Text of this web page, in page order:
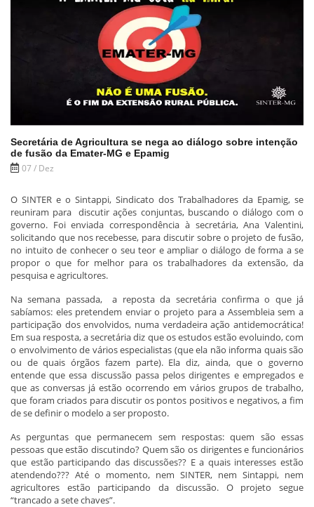
Secretária de Agricultura se nega ao diálogo sobre intenção
de fusão da Emater-MG e Epamig
07 / Dez
O SINTER e o Sintappi, Sindicato dos Trabalhadores da Epamig, se
reuniram para discutir ações conjuntas, buscando o diálogo com o
governo. Foi enviada correspondência à secretária, Ana Valentini,
solicitando que nos recebesse, para discutir sobre o projeto de fusão,
no intuito de conhecer o seu teor e ampliar o diálogo de forma a se
propor o que for melhor para os trabalhadores da extensão, da
pesquisa e agricultores.
Na semana passada, a reposta da secretária confirma o que já
sabíamos: eles pretendem enviar o projeto para a Assembleia sem a
participação dos envolvidos, numa verdadeira ação antidemocrática!
Em sua resposta, a secretária diz que os estudos estão evoluindo, com
o envolvimento de vários especialistas (que ela não informa quais são
ou de quais órgãos fazem parte). Ela diz, ainda, que o governo
entende que essa discussão passa pelos dirigentes e empregados e
que as conversas já estão ocorrendo em vários grupos de trabalho,
que foram criados para discutir os pontos positivos e negativos, a fim
de se definir o modelo a ser proposto.
As perguntas que permanecem sem respostas: quem são essas
pessoas que estão discutindo? Quem são os dirigentes e funcionários
que estão participando das discussões?? E a quais interesses estão
atendendo??? Até o momento, nem SINTER, nem Sintappi, nem
agricultores estão participando da discussão. O projeto segue
“trancado a sete chaves”.